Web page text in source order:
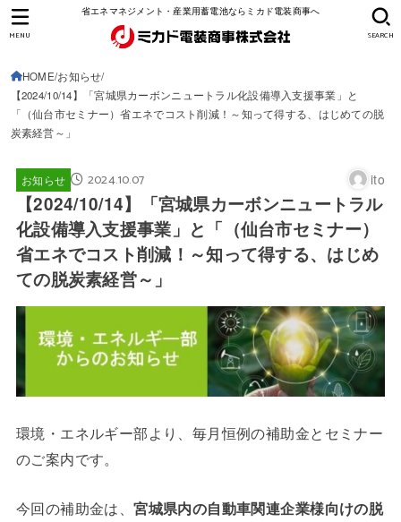
省エネマネジメント・産業用蓄電池ならミカド電装商事へ
SEARCH
MENU
HOME お知らせ
【2024/10/14】「宮城県カーボンニュートラル化設備導入支援事業」と
「（仙台市セミナー）省エネでコスト削減！～知って得する、はじめての脱
炭素経営～」
お知らせ 2024.10.07 ito
【2024/10/14】「宮城県カーボンニュートラル
化設備導入支援事業」と「（仙台市セミナー）
省エネでコスト削減！～知って得する、はじめ
ての脱炭素経営～」
環境・エネルギー部より、毎月恒例の補助金とセミナー
のご案内です。
今回の補助金は、宮城県内の自動車関連企業様向けの脱